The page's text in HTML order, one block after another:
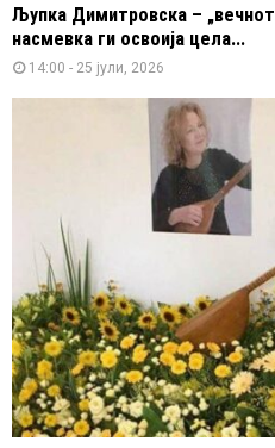
Љупка Димитровска –
насмевка ги освоија цела...
14:00 - 25 јули, 2026